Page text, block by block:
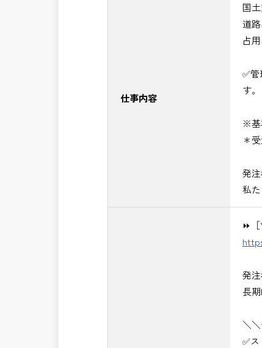
（東北地方、関東地方、中部地方、
■発注者支援業務＜希望する業務を
・NEXCO（ネクスコ）施工管理
・NEXCO（ネクスコ）点検業務
・道路許認可審査・適正化指導業務
・建設プロジェクト・マネジメン
仕事内容
国
道
占
✅
す。
※基
＊
発
私
⏩
発
長
＼
✅